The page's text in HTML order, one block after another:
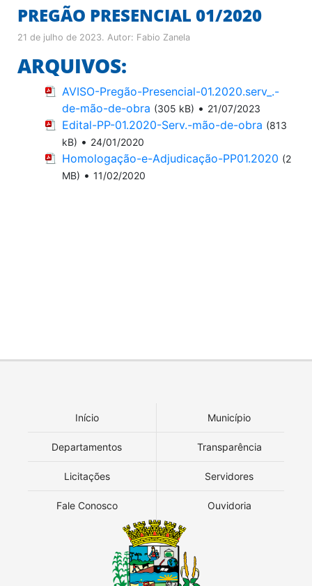
PREGÃO PRESENCIAL 01/2020
21 de julho de 2023. Autor: Fabio Zanela
ARQUIVOS:
AVISO-Pregão-Presencial-01.2020.serv_.-
de-mão-de-obra (305 kB) • 21/07/2023
Edital-PP-01.2020-Serv.-mão-de-obra (813
kB) • 24/01/2020
Homologação-e-Adjudicação-PP01.2020 (2
MB) • 11/02/2020
Início Município
Departamentos Transparência
Licitações Servidores
Fale Conosco Ouvidoria